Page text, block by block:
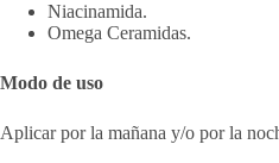
Niacinamida.
Omega Ceramidas.
Modo de uso
Aplicar por la mañana y/o por la